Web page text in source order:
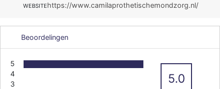
WEBSITEhttps://www.camilaprothetischemondzorg.nl/
Beoordelingen
5
4
3
5.0